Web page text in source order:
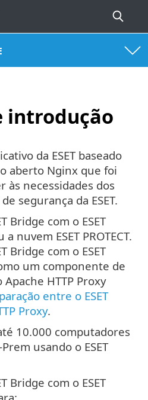
introdução
da ESET baseado
aberto Nginx que foi
às necessidades dos
segurança da ESET.
Bridge com o ESET
nuvem ESET PROTECT.
Bridge com o ESET
um componente de
HTTP Proxy
entre o ESET
Proxy.
10.000 computadores
Prem usando o ESET
Bridge com o ESET